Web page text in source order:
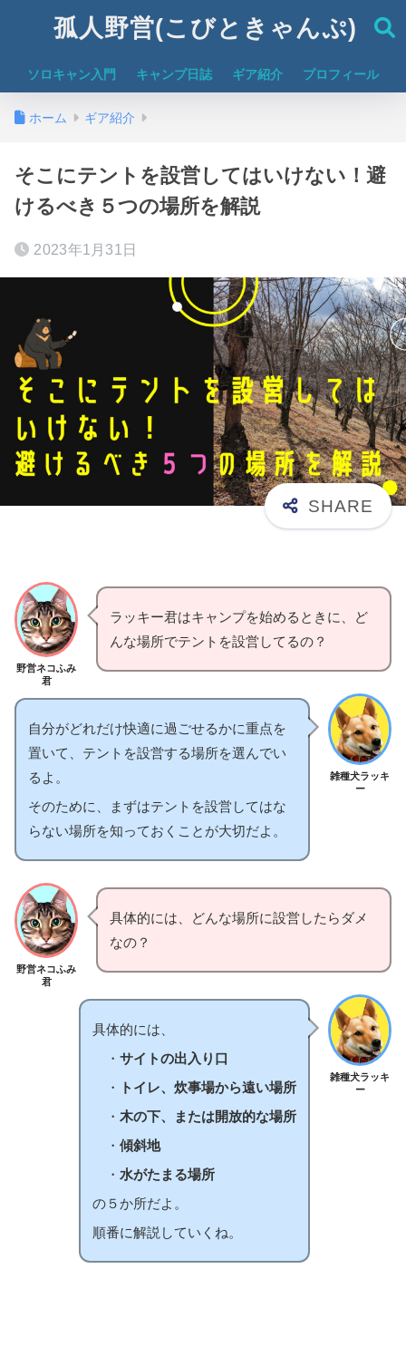
孤人野営(こびときゃんぷ)
ソロキャン入門 キャンプ日誌 ギア紹介 プロフィール
ホーム ギア紹介
そこにテントを設営してはいけない！避
けるべき５つの場所を解説
2023年1月31日
野営ネコふみ
君
ラッキー君はキャンプを始めるときに、ど
んな場所でテントを設営してるの？
雑種犬ラッキ
ー
自分がどれだけ快適に過ごせるかに重点を
置いて、テントを設営する場所を選んでい
るよ。
そのために、まずはテントを設営してはな
らない場所を知っておくことが大切だよ。
野営ネコふみ
君
具体的には、どんな場所に設営したらダメ
なの？
雑種犬ラッキ
ー
具体的には、
・ サイトの出入り口
・
トイレ、炊事場から遠い場所
・ 木の下、または開放的な場所
・ 傾斜地
・ 水がたまる場所
の５か所だよ。
順番に解説していくね。